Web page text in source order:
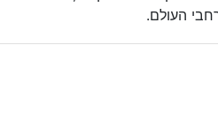
העולם.